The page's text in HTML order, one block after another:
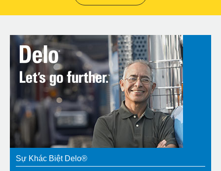
Sự Khác Biệt Delo®